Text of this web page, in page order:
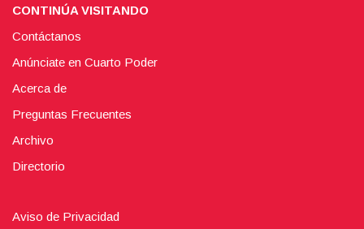
CONTINÚA VISITANDO
Contáctanos
Anúnciate en Cuarto Poder
Acerca de
Preguntas Frecuentes
Archivo
Directorio
Aviso de Privacidad